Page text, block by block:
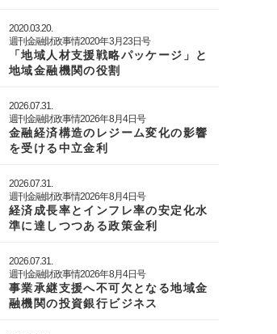
2020.03.20.
週刊金融財政事情2020年3月23日号
「地域人材支援戦略パッケージ」と
地域金融機関の役割
2026.07.31.
週刊金融財政事情2026年8月4日号
金融経済構造のレジーム変化の影響
を受ける中立金利
2026.07.31.
週刊金融財政事情2026年8月4日号
経済成長率とインフレ率の安定化水
準に達しつつある政策金利
2026.07.31.
週刊金融財政事情2026年8月4日号
事業承継支援へ不可欠となる地域金
融機関の投資銀行ビジネス